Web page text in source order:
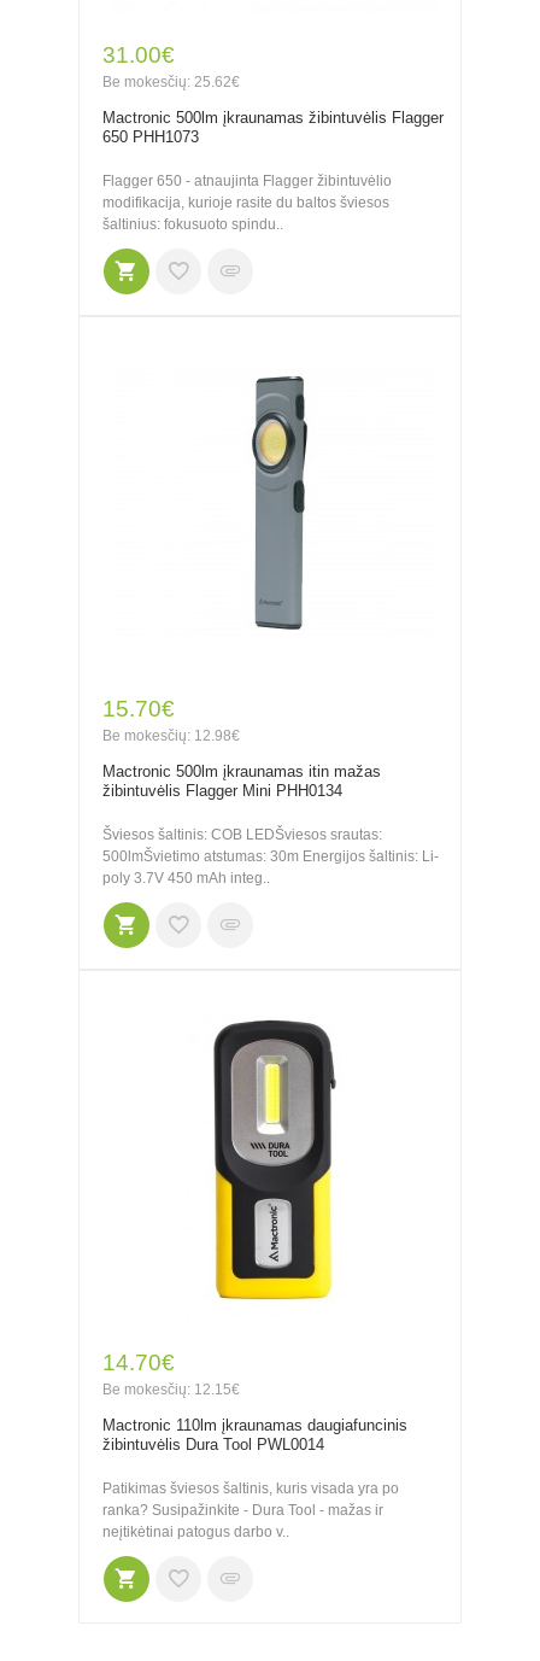
31.00€
Be mokesčių: 25.62€
Mactronic 500lm įkraunamas žibintuvėlis Flagger
650 PHH1073
Flagger 650 - atnaujinta Flagger žibintuvėlio
modifikacija, kurioje rasite du baltos šviesos
šaltinius: fokusuoto spindu..
15.70€
Be mokesčių: 12.98€
Mactronic 500lm įkraunamas itin mažas
žibintuvėlis Flagger Mini PHH0134
Šviesos šaltinis: COB LEDŠviesos srautas:
500lmŠvietimo atstumas: 30m Energijos šaltinis: Li-
poly 3.7V 450 mAh integ..
14.70€
Be mokesčių: 12.15€
Mactronic 110lm įkraunamas daugiafuncinis
žibintuvėlis Dura Tool PWL0014
Patikimas šviesos šaltinis, kuris visada yra po
ranka? Susipažinkite - Dura Tool - mažas ir
neįtikėtinai patogus darbo v..